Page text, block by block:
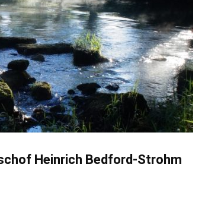
Heinrich Bedford-Strohm